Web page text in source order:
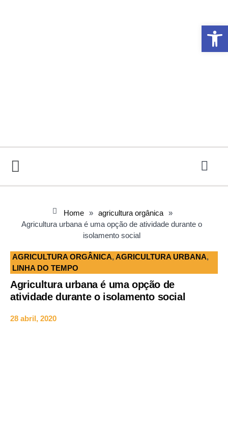
Abrir
Home » agricultura orgânica
»
Agricultura urbana é uma opção de atividade durante o
isolamento social
AGRICULTURA ORGÂNICA,AGRICULTURA URBANA,
LINHA DO TEMPO
Agricultura urbana é uma opção de
atividade durante o isolamento social
28 abril, 2020